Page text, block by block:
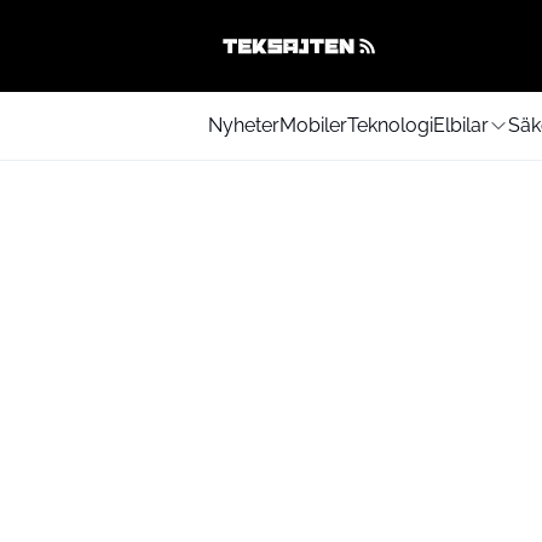
NyheterMobilerTeknologiElbilar